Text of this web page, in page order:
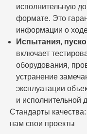
исполнительную
формате. Это
информации о
Испытания,
включает
оборудования,
устранение
эксплуатации
и исполнительной
Стандарты
нам свои проекты